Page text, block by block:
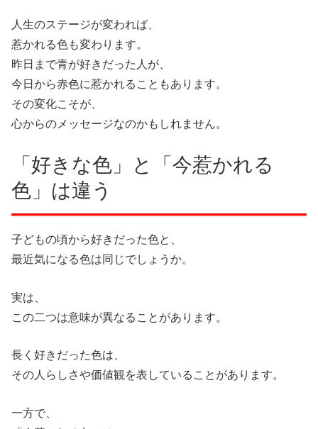
人生のステージが変われば、
惹かれる色も変わります。
昨日まで青が好きだった人が、
今日から赤色に惹かれることもあります。
その変化こそが、
心からのメッセージなのかもしれません。
「好きな色」と「今惹かれる
色」は違う
子どもの頃から好きだった色と、
最近気になる色は同じでしょうか。
実は、
この二つは意味が異なることがあります。
長く好きだった色は、
その人らしさや価値観を表していることがあります。
一方で、